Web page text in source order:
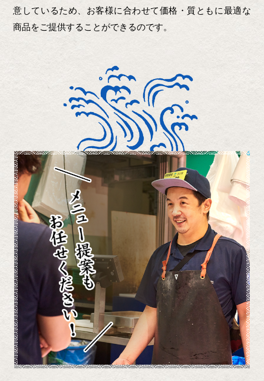
意しているため、お客様に合わせて価格・質ともに最適な
商品をご提供することができるのです。